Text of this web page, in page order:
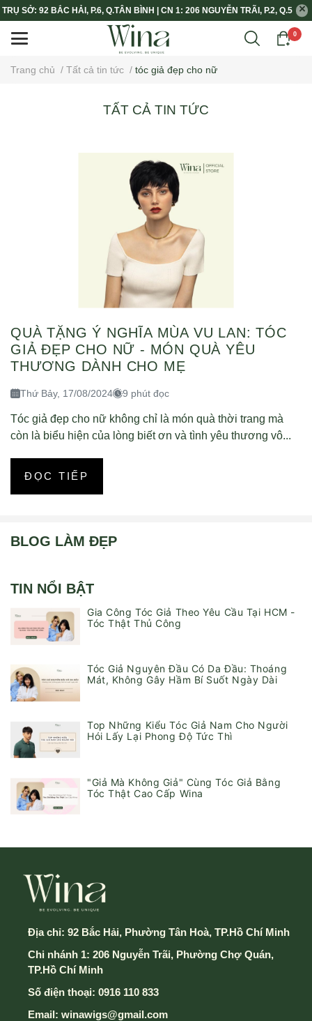
TRỤ SỞ: 92 BẮC HẢI, P.6, Q.TÂN BÌNH | CN 1: 206 NGUYỄN TRÃI, P.2, Q.5
0
Trang chủ / Tất cả tin tức / tóc giả đẹp cho nữ
TẤT CẢ TIN TỨC
QUÀ TẶNG Ý NGHĨA MÙA VU LAN: TÓC
GIẢ ĐẸP CHO NỮ - MÓN QUÀ YÊU
THƯƠNG DÀNH CHO MẸ
Thứ Bảy, 17/08/2024 9 phút đọc
Tóc giả đẹp cho nữ không chỉ là món quà thời trang mà
còn là biểu hiện của lòng biết ơn và tình yêu thương vô...
ĐỌC TIẾP
BLOG LÀM ĐẸP
TIN NỔI BẬT
Gia Công Tóc Giả Theo Yêu Cầu Tại HCM -
Tóc Thật Thủ Công
Tóc Giả Nguyên Đầu Có Da Đầu: Thoáng
Mát, Không Gây Hầm Bí Suốt Ngày Dài
Top Những Kiểu Tóc Giả Nam Cho Người
Hói Lấy Lại Phong Độ Tức Thì
"Giả Mà Không Giả" Cùng Tóc Giả Bằng
Tóc Thật Cao Cấp Wina
Địa chỉ: 92 Bắc Hải, Phường Tân Hoà, TP.Hồ Chí Minh
Chi nhánh 1: 206 Nguyễn Trãi, Phường Chợ Quán,
TP.Hồ Chí Minh
Số điện thoại: 0916 110 833
Email: winawigs@gmail.com